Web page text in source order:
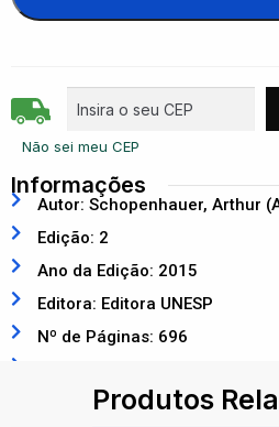
Não sei meu CEP
Informações
Autor: Schopenhauer, Arthur
Edição: 2
Ano da Edição: 2015
Editora: Editora UNESP
Nº de Páginas: 696
Produtos